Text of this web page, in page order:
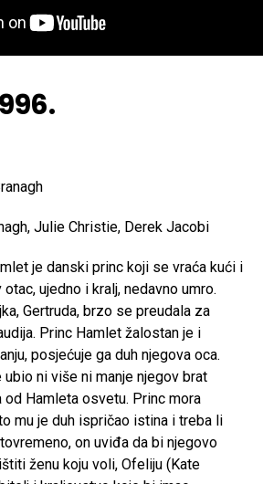
Julie Christie, Derek Jacobi
je danski princ koji se vraća kući i
ujedno i kralj, nedavno umro.
Gertruda, brzo se preudala za
Princ Hamlet žalostan je i
posjećuje ga duh njegova oca.
ni više ni manje njegov brat
od Hamleta osvetu. Princ mora
mu je duh ispričao istina i treba li
on uviđa da bi njegovo
ženu koju voli, Ofeliju (Kate